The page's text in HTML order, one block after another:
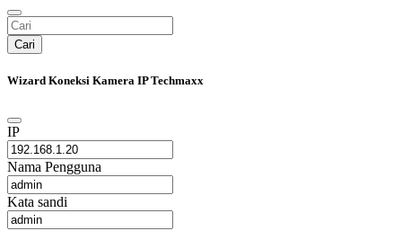
Cari
Wizard Koneksi Kamera IP Techmaxx
IP
Nama Pengguna
Kata sandi